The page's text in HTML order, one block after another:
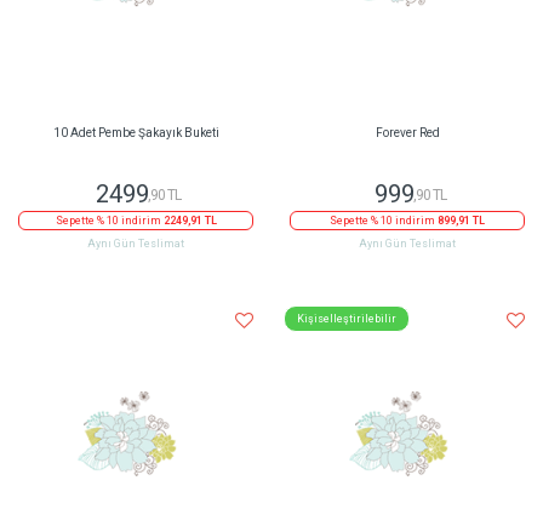
10 Adet Pembe Şakayık Buketi
2499,90 TL
Sepette % 10 indirim 2249,91 TL
Aynı Gün Teslimat
Forever Red
999,90 TL
Sepette % 10 indirim 899,91 TL
Aynı Gün Teslimat
Kişiselleştirilebilir